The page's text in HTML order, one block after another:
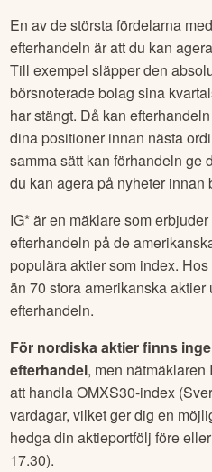
En av de största fördelarna
efterhandeln är att du kan
Till exempel släpper den
börsnoterade bolag sina
har stängt. Då kan
dina positioner innan nästa
samma sätt kan förhandeln ge
du kan agera på nyheter innan
IG* är en mäklare som
efterhandeln på de
populära aktier som index.
än 70 stora amerikanska
efterhandeln.
För nordiska aktier finns
efterhandel, men
att handla OMXS30-index
vardagar, vilket ger dig en
hedga din aktieportfölj före
17.30).